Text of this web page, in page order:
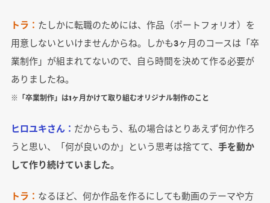
トラ： たしかに転職のためには、作品（ポートフォリオ）を
用意しないといけませんからね。しかも3ヶ月のコースは「卒
業制作」が組まれてないので、自ら時間を決めて作る必要が
ありましたね。
※「卒業制作」は1ヶ月かけて取り組むオリジナル制作のこと
ヒロユキさん： だからもう、私の場合はとりあえず何か作ろ
うと思い、「何が良いのか」という思考は捨てて、 手を動か
して作り続けていました。
トラ： なるほど、何か作品を作るにしても動画のテーマや方